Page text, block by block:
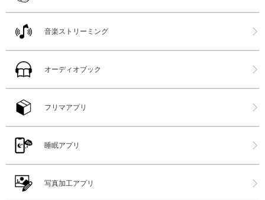
音楽ストリーミング
オーディオブック
フリマアプリ
睡眠アプリ
写真加工アプリ